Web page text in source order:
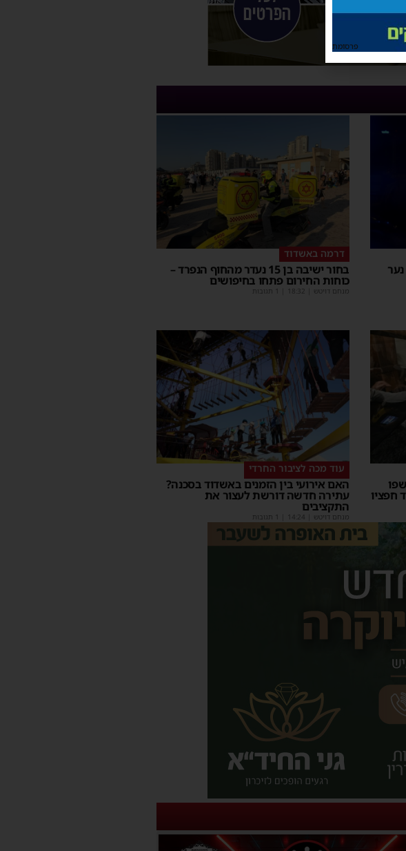
דרמה באשדוד
בחור ישיבה בן 15 נעדר מהחוף הנפרד –
כוחות החירום פתחו בחיפושים
מנחם דויטש 18:32
נחשפו
חפציו
עוד מכה לציבור החרדי
האם אירועי בין הזמנים באשדוד בסכנה?
עתירה חדשה דורשת לעצור את
התקציבים
מנחם דויטש 14:24
פרסומת